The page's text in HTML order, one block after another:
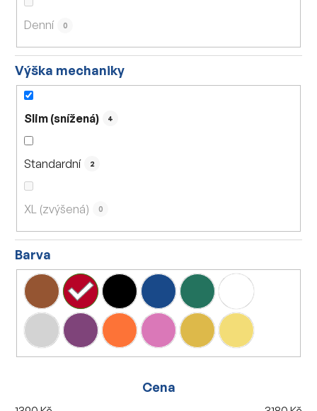
Denní 0
Výška mechaniky
Slim (snížená) 4
Standardní 2
XL (zvýšená) 0
Barva
Cena